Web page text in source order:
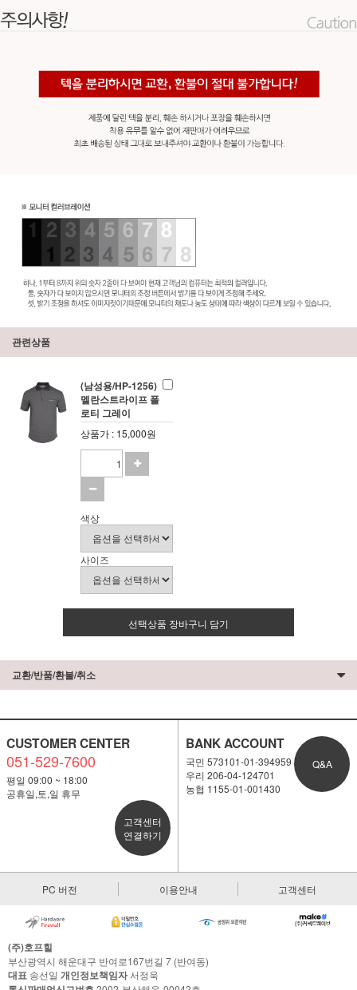
관련상품
(남성용/HP-1256)
멜란스트라이프 폴
로티 그레이
상품가 : 15,000원
색상
사이즈
선택상품 장바구니 담기
교환/반품/환불/취소
CUSTOMER CENTER
051-529-7600
평일 09:00 ~ 18:00
공휴일,토,일 휴무
고객센터
연결하기
BANK ACCOUNT
국민 573101-01-394959
우리 206-04-124701
농협 1155-01-001430
Q&A
PC 버전 이용안내 고객센터
(주)호프힐
부산광역시 해운대구 반여로167번길 7 (반여동)
대표 송선일 개인정보책임자서정욱